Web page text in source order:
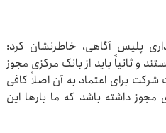
پلیس آگاهی، خاطرنشان کرد:
و ثانیاً باید از بانک مرکزی مجوز
برای اعتماد به آن اصلاً کافی
داشته باشد که ما بارها این